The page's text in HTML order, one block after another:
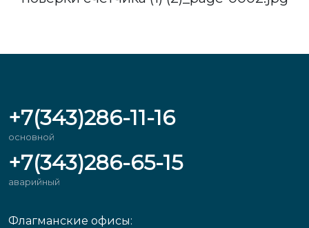
+7(343)286-11-16
основной
+7(343)286-65-15
аварийный
Флагманские офисы: